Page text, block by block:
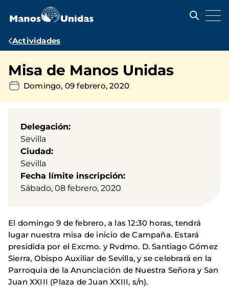
contenido
Ruta
navegación
Actividades
Misa de Manos Unidas
Domingo, 09 febrero, 2020
Delegación
Sevilla
Ciudad
Sevilla
Fecha límite inscripción
Sábado, 08 febrero, 2020
El domingo 9 de febrero, a las 12:30 horas, tendrá
lugar nuestra misa de inicio de Campaña. Estará
presidida por el Excmo. y Rvdmo. D. Santiago Gómez
Sierra, Obispo Auxiliar de Sevilla, y se celebrará en la
Parroquia de la Anunciación de Nuestra Señora y San
Juan XXIII (Plaza de Juan XXIII, s/n).